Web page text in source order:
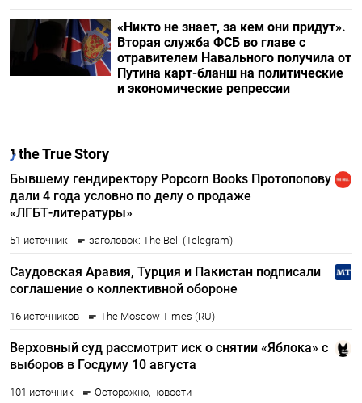
«Никто не знает, за кем они придут».
Вторая служба ФСБ во главе с
отравителем Навального получила от
Путина карт-бланш на политические
и экономические репрессии